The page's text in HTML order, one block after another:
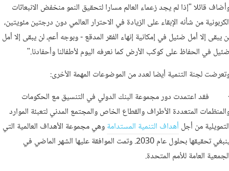
قائلا "إذا لم يجد زعماء العالم مسارا لتحقيق النمو منخفض الانبعاثات
من شأنه الإبقاء على الزيادة في الاحترار العالمي دون درجتين مئويتين،
يبقى إلا أمل ضئيل في إمكانية إنهاء الفقر المدقع - وبوجه أعم، لن يبقى إلا أمل
في الحفاظ على كوكب الأرض كما نعرفه اليوم لأطفالنا وأحفادنا."
لجنة التنمية أيضا لعدد من الموضوعات المهمة الأخرى:
فقد اعتمدت دور مجموعة البنك الدولي في التنسيق مع الحكومات
المتعددة الأطراف والقطاع الخاص والمجتمع المدني لتعبئة الموارد
من أجل أهداف التنمية المستدامةوهي مجموعة الأهداف العالمية التي
ينبغي تحقيقها بحلول عام 2030. وتمت الموافقة عليها الشهر الماضي في
العامة للأمم المتحدة.